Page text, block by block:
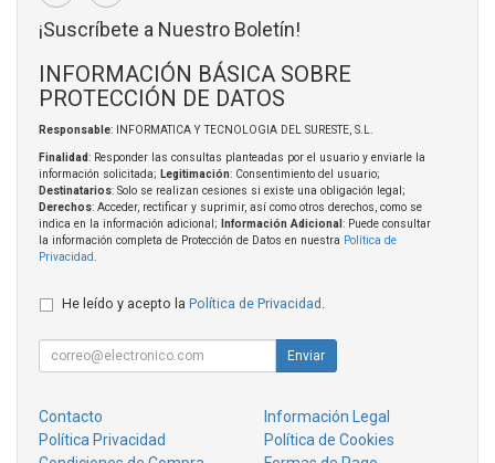
¡Suscríbete a Nuestro Boletín!
INFORMACIÓN BÁSICA SOBRE
PROTECCIÓN DE DATOS
Responsable: INFORMATICA Y TECNOLOGIA DEL SURESTE, S.L.
Finalidad: Responder las consultas planteadas por el usuario y enviarle la
información solicitada; Legitimación: Consentimiento del usuario;
Destinatarios: Solo se realizan cesiones si existe una obligación legal;
Derechos: Acceder, rectificar y suprimir, así como otros derechos, como se
indica en la información adicional;
Información Adicional : Puede consultar
la información completa de Protección de Datos en nuestra Política de
Privacidad
He leído y acepto la Política de Privacidad
Enviar
Contacto
Información Legal
Política Privacidad
Política de Cookies